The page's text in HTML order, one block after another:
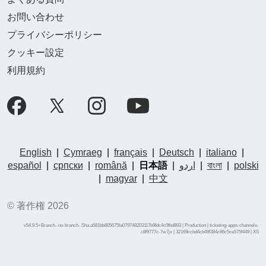
お問い合わせ
プライバシーポリシー
クッキー設定
利用規約
English Cymraeg français Deutsch italiano
español
српски română 日本語| اردو বাংলা|
polski
magyar| 中文
© 著作権 2026
v54.9.5+Branch.-no-branch-.Sha.a581bb805675fa079748203117b9fdc4c0fbd893 | Production | ticketing-apps-channels-
c8f9777c-7w7jx | 32169ccbd4cb49f384c86c5ce575f449 | XS